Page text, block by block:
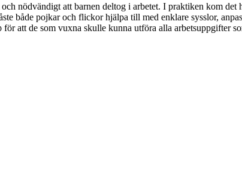
nödvändigt att barnen deltog i arbetet. I praktiken kom det
både pojkar och flickor hjälpa till med enklare sysslor,
att de som vuxna skulle kunna utföra alla arbetsuppgifter